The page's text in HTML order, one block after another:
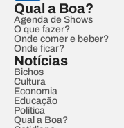
Qual a Boa?
Agenda de Shows
O que fazer?
Onde comer e beber?
Onde ficar?
Notícias
Bichos
Cultura
Economia
Educação
Política
Qual a Boa?